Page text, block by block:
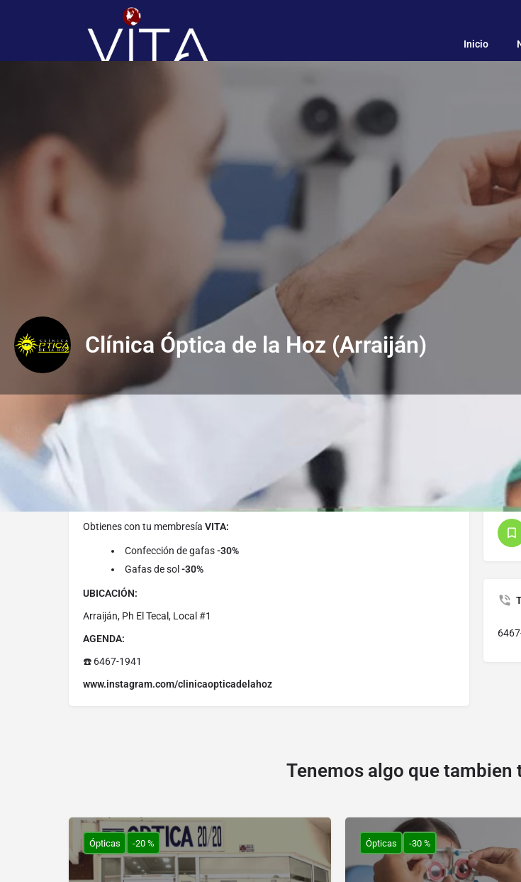
Inicio
Clínica Óptica de la Hoz (Arraiján)
Obtienes con tu membresía VITA:
Confección de gafas-30%
Gafas de sol -30%
UBICACIÓN:
Arraiján, Ph El Tecal, Local #1
AGENDA:
☎️ 6467-1941
www.instagram.com/clinicaopticadelahoz
Tenemos algo que tambien
Ópticas -20 % Ópticas -30 %